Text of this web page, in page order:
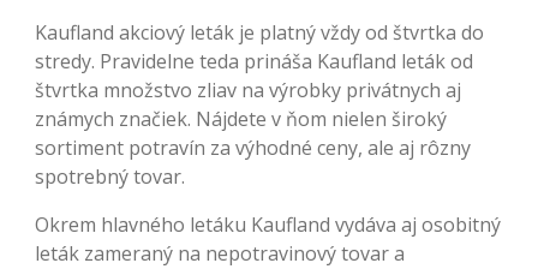
Kaufland akciový leták je platný vždy od štvrtka do
stredy. Pravidelne teda prináša Kaufland leták od
štvrtka množstvo zliav na výrobky privátnych aj
známych značiek. Nájdete v ňom nielen široký
sortiment potravín za výhodné ceny, ale aj rôzny
spotrebný tovar.
Okrem hlavného letáku Kaufland vydáva aj osobitný
leták zameraný na nepotravinový tovar a